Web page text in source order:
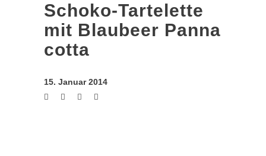
Schoko-Tartelette
mit Blaubeer Panna
cotta
15. Januar 2014